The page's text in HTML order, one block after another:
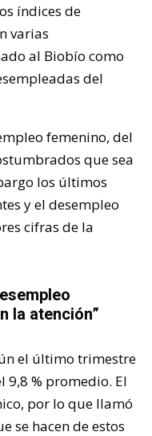
índices de
varias
al Biobío como
del
femenino, del
que sea
los últimos
y el desempleo
cifras de la
la atención”
el último trimestre
9,8 % promedio. El
por lo que llamó
se hacen de estos